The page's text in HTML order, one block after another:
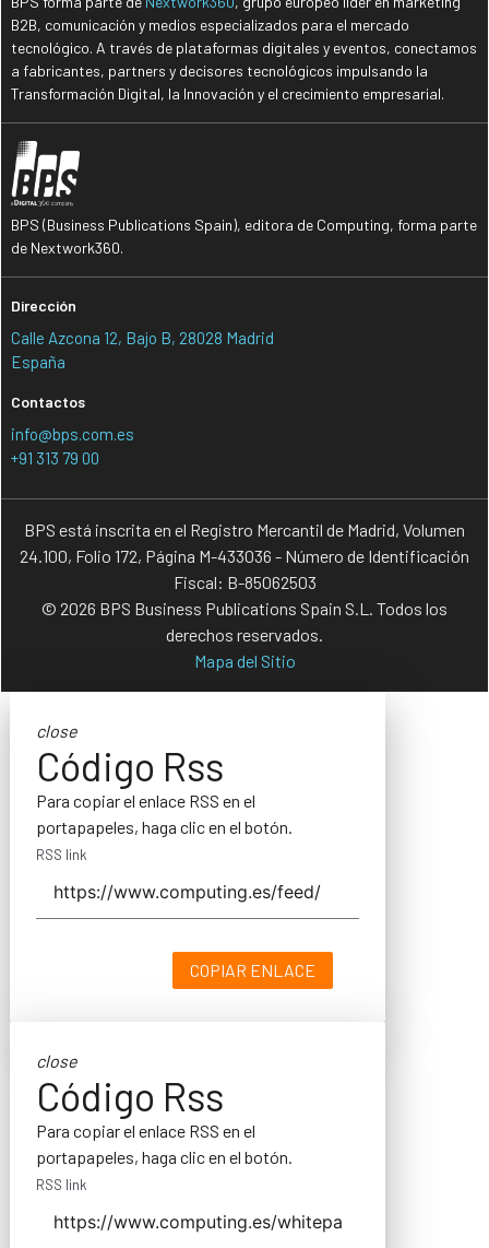
B2B, comunicación y medios especializados para el mercado
tecnológico. A través de plataformas digitales y eventos, conectamos
a fabricantes, partners y decisores tecnológicos impulsando la
Transformación Digital, la Innovación y el crecimiento empresarial.
BPS (Business Publications Spain), editora de Computing, forma parte
de Nextwork360.
Dirección
Calle Azcona 12, Bajo B, 28028 Madrid
España
Contactos
info@bps.com.es
+91 313 79 00
BPS está inscrita en el Registro Mercantil de Madrid, Volumen
24.100, Folio 172, Página M-433036 - Número de Identificación
Fiscal: B-85062503
© 2026 BPS Business Publications Spain S.L. Todos los
derechos reservados.
Mapa del Sitio
close
Código Rss
Para copiar el enlace RSS en el
portapapeles, haga clic en el botón.
RSS link
COPIAR ENLACE
close
Código Rss
Para copiar el enlace RSS en el
portapapeles, haga clic en el botón.
RSS link